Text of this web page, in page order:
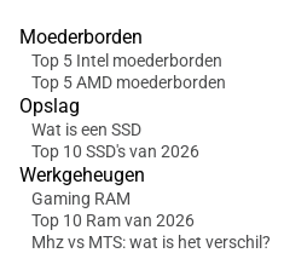
Moederborden
Top 5 Intel moederborden
Top 5 AMD moederborden
Opslag
Wat is een SSD
Top 10 SSD's van 2026
Werkgeheugen
Gaming RAM
Top 10 Ram van 2026
Mhz vs MTS: wat is het verschil?